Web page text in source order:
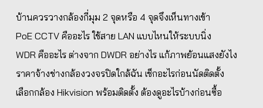
บ้านควรวางกล้องกี่มุม 2 จุดหรือ 4 จุดจึงเห็นทางเข้า
PoE CCTV คืออะไร ใช้สาย LAN แบบไหนให้ระบบนิ่ง
WDR คืออะไร ต่างจาก DWDR อย่างไร แก้ภาพย้อนแสงยังไง
ราคาจ้างช่างกล้องวงจรปิดใกล้ฉัน เช็กอะไรก่อนนัดติดตั้ง
เลือกกล้อง Hikvision พร้อมติดตั้ง ต้องดูอะไรบ้างก่อนซื้อ